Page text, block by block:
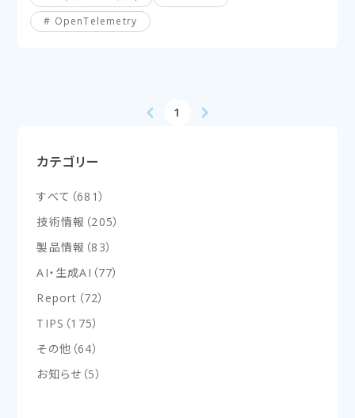
OpenTelemetry
1
カテゴリー
すべて （681）
技術情報 （205）
製品情報 （83）
AI・生成AI （77）
Report （72）
TIPS （175）
その他 （64）
お知らせ （5）